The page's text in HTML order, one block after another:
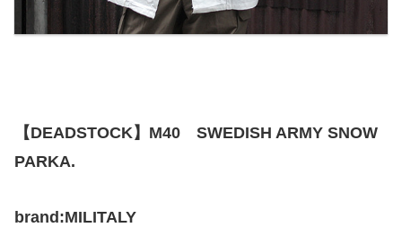
【DEADSTOCK】M40 SWEDISH ARMY SNOW
PARKA.
brand:MILITALY